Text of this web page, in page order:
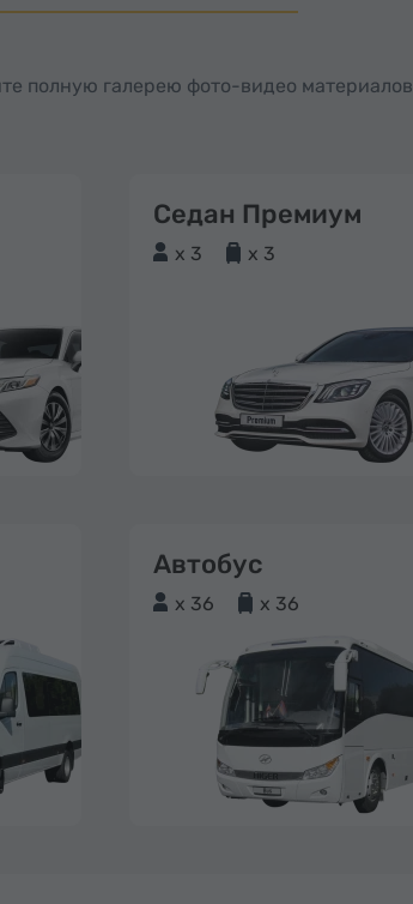
полную галерею фото-видео материалов
Седан Премиум
x 3 x 3
Автобус
x 36 x 36